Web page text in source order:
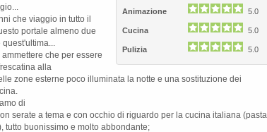
Animazione 5.0
Cucina 5.0
Pulizia 5.0
che viaggio in tutto il
portale almeno due
che per essere
alla
zone esterne poco illuminata la notte e una sostituzione dei
di
serate a tema e con occhio di riguardo per la cucina italiana (pasta
tutto buonissimo e molto abbondante;